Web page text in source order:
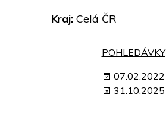
Kraj: Celá ČR
POHLEDÁVKY
07.02.2022
31.10.2025